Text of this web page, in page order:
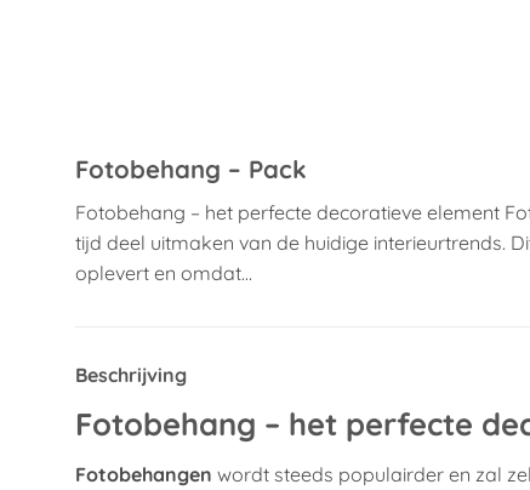
Fotobehang – Pack
Fotobehang – het perfecte decoratieve element
tijd deel uitmaken van de huidige interieurtrends.
oplevert en omdat…
Beschrijving
Fotobehang – het perfecte
Fotobehangen wordt steeds populairder en zal